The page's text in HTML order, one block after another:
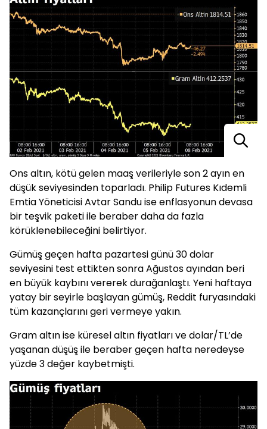
Ons altın, kötü gelen maaş verileriyle son 2 ayın en
düşük seviyesinden toparladı. Philip Futures Kıdemli
Emtia Yöneticisi Avtar Sandu ise enflasyonun devasa
bir teşvik paketi ile beraber daha da fazla
körüklenebileceğini belirtiyor.
Gümüş geçen hafta pazartesi günü 30 dolar
seviyesini test ettikten sonra Ağustos ayından beri
en büyük kaybını vererek durağanlaştı. Yeni haftaya
yatay bir seyirle başlayan gümüş, Reddit furyasındaki
tüm kazançlarını geri vermeye yakın.
Gram altın ise küresel altın fiyatları ve dolar/TL’de
yaşanan düşüş ile beraber geçen hafta neredeyse
yüzde 3 değer kaybetmişti.